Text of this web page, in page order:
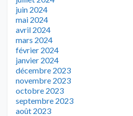
juin 2024
mai 2024
avril 2024
mars 2024
février 2024
janvier 2024
décembre 2023
novembre 2023
octobre 2023
septembre 2023
août 2023